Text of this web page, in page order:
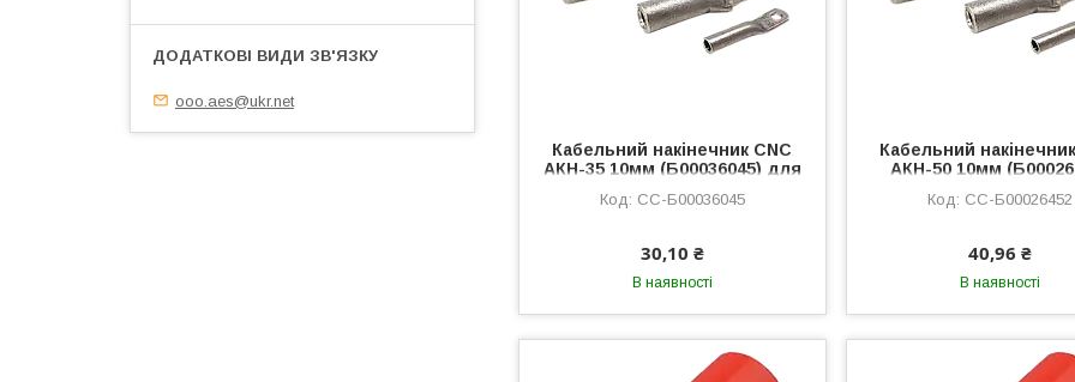
Кабельний накінечник CNC
АКН-35 10мм (Б00036045) для
упаковці
CC-Б00036045
30,10 ₴
В наявності
Кабельний
АКН-50 10мм
изолированный,
CC-Б00026452
40,96 ₴
В наявності
ooo.aes@ukr.net